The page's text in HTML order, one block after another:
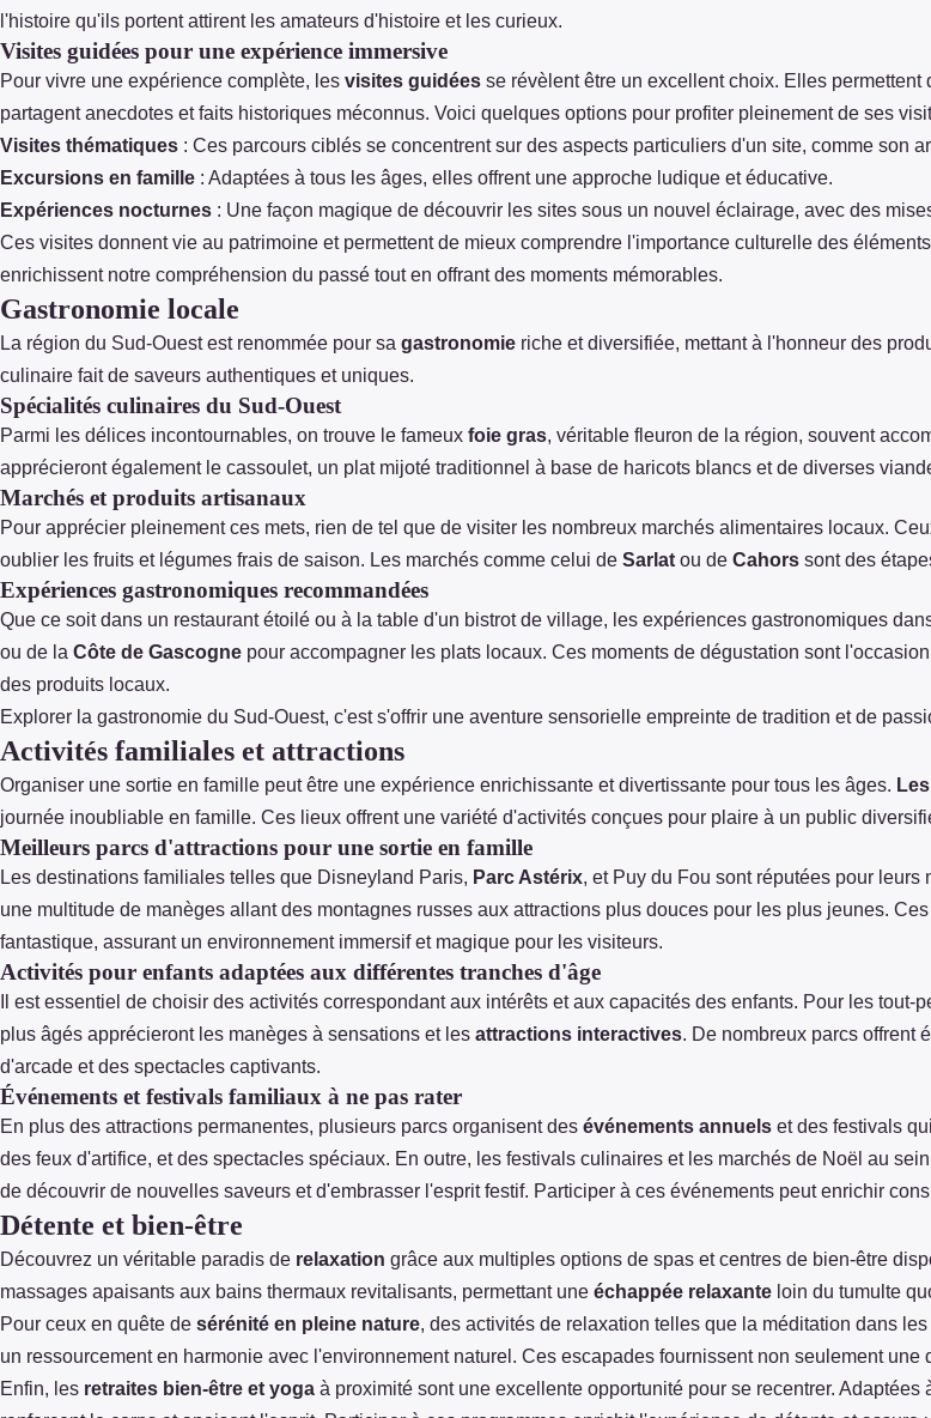
l'histoire qu'ils portent attirent les amateurs d'histoire et les curieux.
Visites guidées pour une expérience immersive
Pour vivre une expérience complète, les visites guidées se révèlent être un excellent choix. Elles
partagent anecdotes et faits historiques méconnus. Voici quelques options pour profiter pleinement de ses
Visites thématiques : Ces parcours ciblés se concentrent sur des aspects particuliers d'un site, comme son
Excursions en famille : Adaptées à tous les âges, elles offrent une approche ludique et éducative.
Expériences nocturnes : Une façon magique de découvrir les sites sous un nouvel éclairage, avec des
Ces visites donnent vie au patrimoine et permettent de mieux comprendre l'importance culturelle des
enrichissent notre compréhension du passé tout en offrant des moments mémorables.
Gastronomie locale
La région du Sud-Ouest est renommée pour sa gastronomie riche et diversifiée, mettant à l'honneur des
culinaire fait de saveurs authentiques et uniques.
Spécialités culinaires du Sud-Ouest
Parmi les délices incontournables, on trouve le fameux foie gras, véritable fleuron de la région, souvent
apprécieront également le cassoulet, un plat mijoté traditionnel à base de haricots blancs et de diverses
Marchés et produits artisanaux
Pour apprécier pleinement ces mets, rien de tel que de visiter les nombreux marchés alimentaires locaux.
oublier les fruits et légumes frais de saison. Les marchés comme celui de Sarlat ou de Cahors sont des
Expériences gastronomiques recommandées
Que ce soit dans un restaurant étoilé ou à la table d'un bistrot de village, les expériences gastronomiques
ou de la Côte de Gascogne pour accompagner les plats locaux. Ces moments de dégustation sont
des produits locaux.
Explorer la gastronomie du Sud-Ouest, c'est s'offrir une aventure sensorielle empreinte de tradition et de
Activités familiales et attractions
Organiser une sortie en famille peut être une expérience enrichissante et divertissante pour tous les âges.
journée inoubliable en famille. Ces lieux offrent une variété d'activités conçues pour plaire à un public
Meilleurs parcs d'attractions pour une sortie en famille
Les destinations familiales telles que Disneyland Paris, Parc Astérix, et Puy du Fou sont réputées pour
une multitude de manèges allant des montagnes russes aux attractions plus douces pour les plus jeunes.
fantastique, assurant un environnement immersif et magique pour les visiteurs.
Activités pour enfants adaptées aux différentes tranches d'âge
Il est essentiel de choisir des activités correspondant aux intérêts et aux capacités des enfants. Pour les
plus âgés apprécieront les manèges à sensations et les attractions interactives. De nombreux parcs offrent
d'arcade et des spectacles captivants.
Événements et festivals familiaux à ne pas rater
En plus des attractions permanentes, plusieurs parcs organisent des événements annuels et des festivals
des feux d'artifice, et des spectacles spéciaux. En outre, les festivals culinaires et les marchés de Noël au
de découvrir de nouvelles saveurs et d'embrasser l'esprit festif. Participer à ces événements peut enrichir
Détente et bien-être
Découvrez un véritable paradis de relaxation grâce aux multiples options de spas et centres de bien-être
massages apaisants aux bains thermaux revitalisants, permettant une échappée relaxante loin du tumulte
Pour ceux en quête de sérénité en pleine nature, des activités de relaxation telles que la méditation dans
un ressourcement en harmonie avec l'environnement naturel. Ces escapades fournissent non seulement
Enfin, les retraites bien-être et yoga à proximité sont une excellente opportunité pour se recentrer.